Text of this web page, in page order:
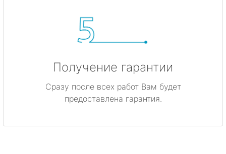
Получение гарантии
Сразу после всех работ Вам будет
предоставлена гарантия.